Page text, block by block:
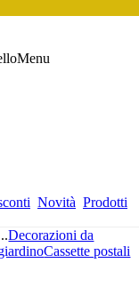
Menu
Novità Prodotti
Decorazioni da
Cassette postali